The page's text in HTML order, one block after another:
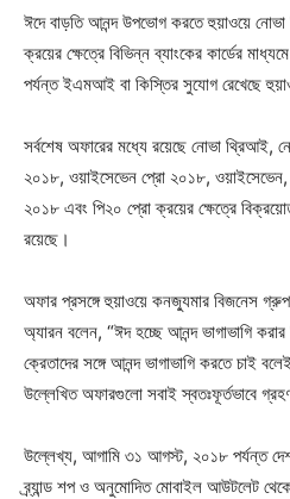
ঈদে বাড়তি আনন্দ উপভোগ করতে হুয়াওয়ে
ক্রয়ের ক্ষেত্রে বিভিন্ন ব্যাংকের কার্ডের
পর্যন্ত ইএমআই বা কিস্তির সুযোগ রেখেছে
সর্বশেষ অফারের মধ্যে রয়েছে নোভা থ্রিআই,
২০১৮, ওয়াইসেভেন প্রো ২০১৮, ওয়াইসেভেন,
২০১৮ এবং পি২০ প্রো ক্রয়ের ক্ষেত্রে
রয়েছে।
অফার প্রসঙ্গে হুয়াওয়ে কনজ্যুমার বিজনেস গ্রুপ
অ্যারন বলেন, “ঈদ হচ্ছে আনন্দ ভাগাভাগি
ক্রেতাদের সঙ্গে আনন্দ ভাগাভাগি করতে চাই
উল্লেখিত অফারগুলো সবাই স্বতঃফূর্তভাবে
উল্লেখ্য, আগামি ৩১ আগস্ট, ২০১৮ পর্যন্ত
ব্র্যান্ড শপ ও অনুমোদিত মোবাইল আউটলেট